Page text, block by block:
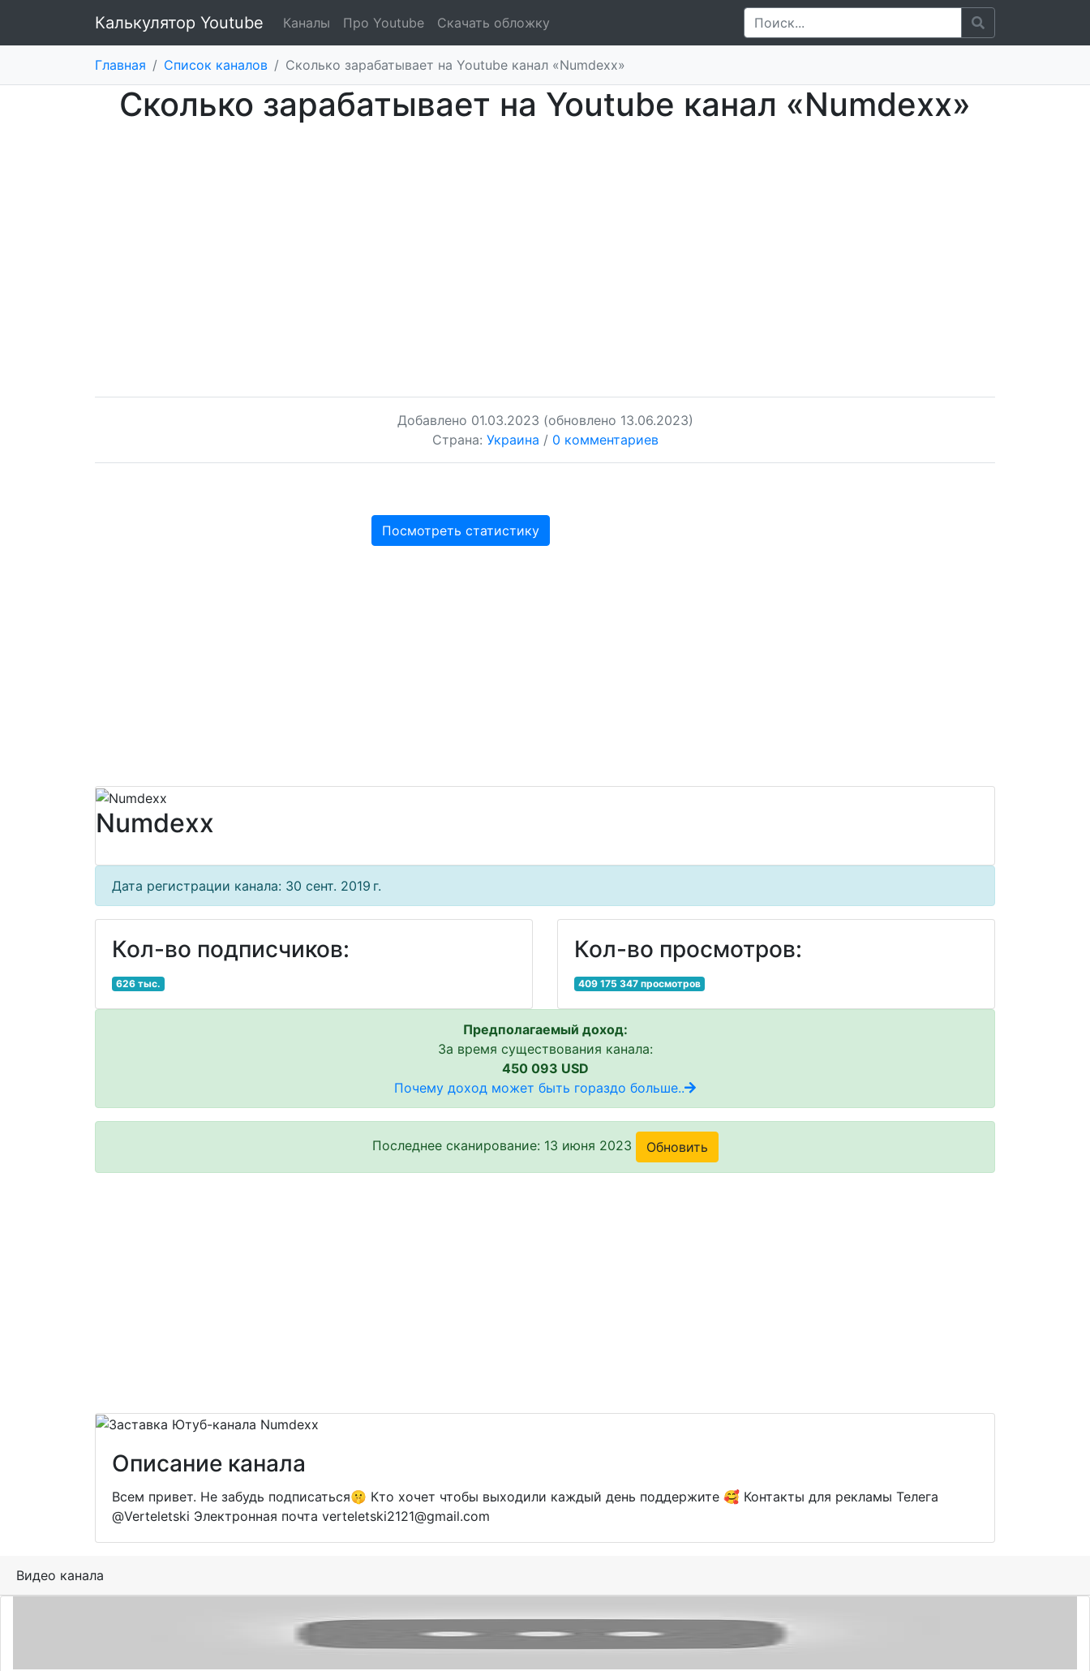
Калькулятор Youtube Каналы Про Youtube Скачать обложку
Главная / Список каналов / Сколько зарабатывает на Youtube канал «Numdexx»
Сколько зарабатывает на Youtube канал «Numdexx»
Добавлено 01.03.2023 (обновлено 13.06.2023)
Страна: Украина / 0 комментариев
Посмотреть статистику
Numdexx
Дата регистрации канала: 30 сент. 2019 г.
Кол-во подписчиков:
626 тыс.
Кол-во просмотров:
409 175 347 просмотров
Предполагаемый доход:
За время существования канала:
450 093 USD
Почему доход может быть гораздо больше..
Последнее сканирование: 13 июня 2023 Обновить
Описание канала
Всем привет. Не забудь подписаться🤫 Кто хочет чтобы выходили каждый день поддержите 🥰 Контакты для рекламы Телега
@Verteletski Электронная почта verteletski2121@gmail.com
Видео канала